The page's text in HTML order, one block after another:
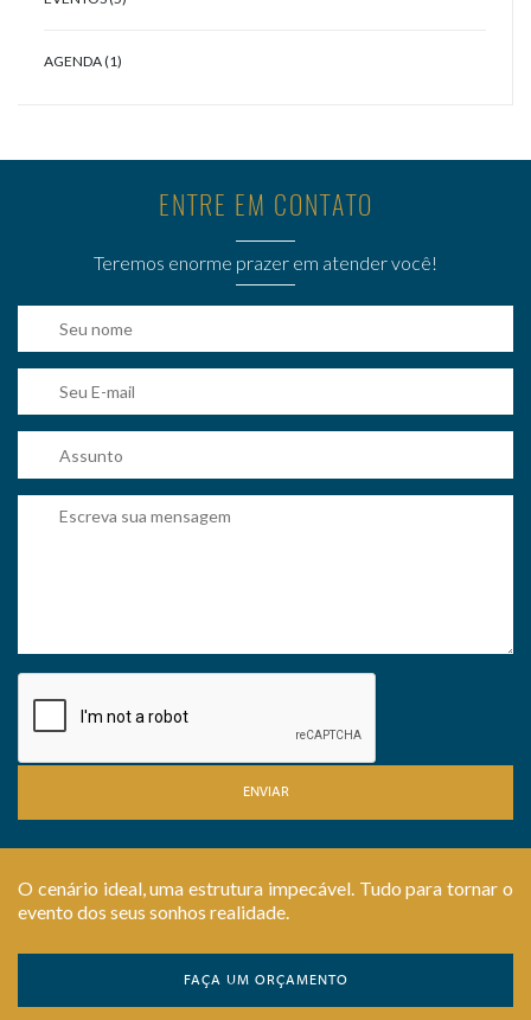
AGENDA (1)
ENTRE EM CONTATO
Teremos enorme prazer em atender você!
ENVIAR
O cenário ideal, uma estrutura impecável. Tudo para tornar o
evento dos seus sonhos realidade.
FAÇA UM ORÇAMENTO